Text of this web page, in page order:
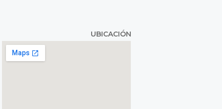
UBICACIÓN